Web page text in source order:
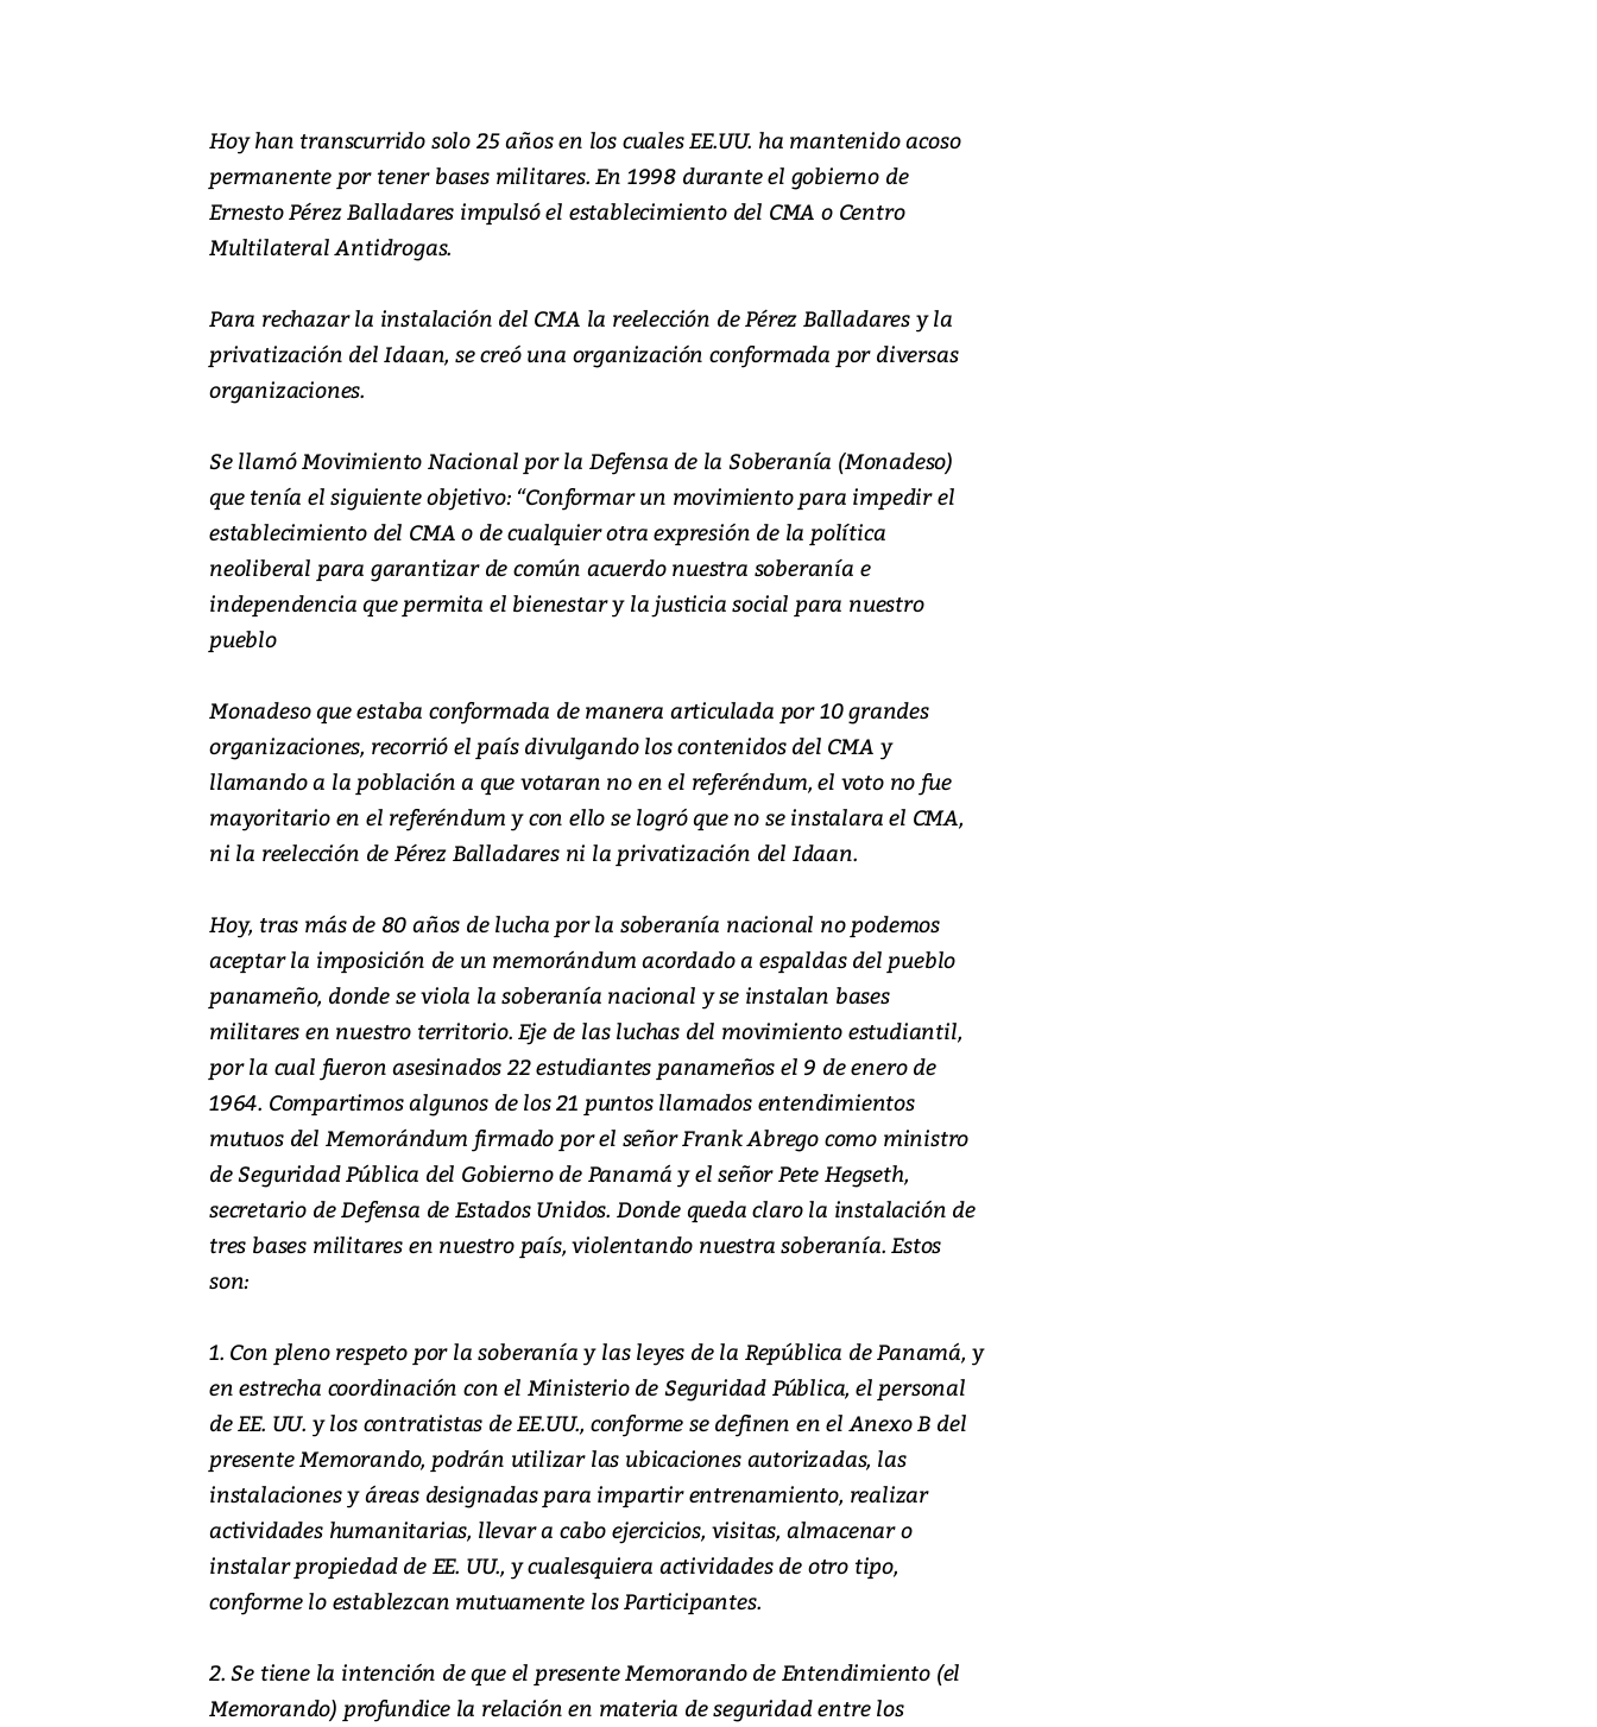
Hoy han transcurrido solo 25 años en los cuales EE.UU. ha mantenido acoso
permanente por tener bases militares. En 1998 durante el gobierno de
Ernesto Pérez Balladares impulsó el establecimiento del CMA o Centro
Multilateral Antidrogas.
Para rechazar la instalación del CMA la reelección de Pérez Balladares y la
privatización del Idaan, se creó una organización conformada por diversas
organizaciones.
Se llamó Movimiento Nacional por la Defensa de la Soberanía (Monadeso)
que tenía el siguiente objetivo: “Conformar un movimiento para impedir el
establecimiento del CMA o de cualquier otra expresión de la política
neoliberal para garantizar de común acuerdo nuestra soberanía e
independencia que permita el bienestar y la justicia social para nuestro
pueblo
Monadeso que estaba conformada de manera articulada por 10 grandes
organizaciones, recorrió el país divulgando los contenidos del CMA y
llamando a la población a que votaran no en el referéndum, el voto no fue
mayoritario en el referéndum y con ello se logró que no se instalara el CMA,
ni la reelección de Pérez Balladares ni la privatización del Idaan.
Hoy, tras más de 80 años de lucha por la soberanía nacional no podemos
aceptar la imposición de un memorándum acordado a espaldas del pueblo
panameño, donde se viola la soberanía nacional y se instalan bases
militares en nuestro territorio. Eje de las luchas del movimiento estudiantil,
por la cual fueron asesinados 22 estudiantes panameños el 9 de enero de
1964. Compartimos algunos de los 21 puntos llamados entendimientos
mutuos del Memorándum firmado por el señor Frank Abrego como ministro
de Seguridad Pública del Gobierno de Panamá y el señor Pete Hegseth,
secretario de Defensa de Estados Unidos. Donde queda claro la instalación de
tres bases militares en nuestro país, violentando nuestra soberanía. Estos
son:
1. Con pleno respeto por la soberanía y las leyes de la República de Panamá, y
en estrecha coordinación con el Ministerio de Seguridad Pública, el personal
de EE. UU. y los contratistas de EE.UU., conforme se definen en el Anexo B del
presente Memorando, podrán utilizar las ubicaciones autorizadas, las
instalaciones y áreas designadas para impartir entrenamiento, realizar
actividades humanitarias, llevar a cabo ejercicios, visitas, almacenar o
instalar propiedad de EE. UU., y cualesquiera actividades de otro tipo,
conforme lo establezcan mutuamente los Participantes.
2. Se tiene la intención de que el presente Memorando de Entendimiento (el
Memorando) profundice la relación en materia de seguridad entre los